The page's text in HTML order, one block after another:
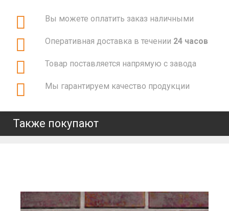
Вы можете оплатить заказ наличными
Оперативная доставка в течении 24 часов
Товар поставляется напрямую с завода
Мы гарантируем качество продукции
Также покупают